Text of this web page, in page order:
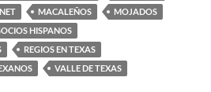
MACALEÑOS
MOJADOS
HISPANOS
REGIOS EN TEXAS
VALLE DE TEXAS